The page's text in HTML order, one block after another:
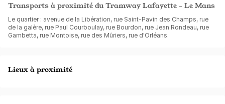
Transports à proximité du Tramway Lafayette - Le Mans
Le quartier : avenue de la Libération, rue Saint-Pavin des Champs, rue
de la galère, rue Paul Courboulay, rue Bourdon, rue Jean Rondeau, rue
Gambetta, rue Montoise, rue des Mûriers, rue d'Orléans.
Lieux à proximité